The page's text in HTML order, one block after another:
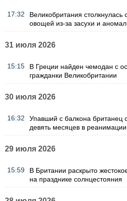
17:32
Великобритания
овощей из-за засухи и
31 июля 2026
15:15
В Греции найден чемодан с
гражданки Великобритании
30 июля 2026
16:32
Упавший с балкона британец
девять месяцев в реанимации
29 июля 2026
15:59
В Британии раскрыто
на празднике солнцестояния